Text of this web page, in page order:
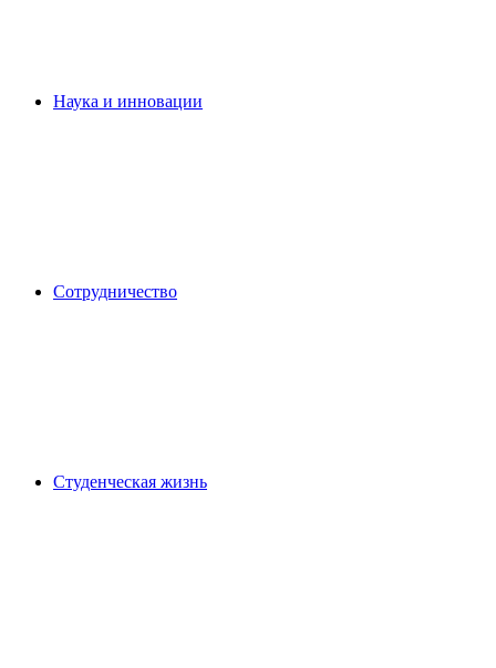
Наука и инновации
Сотрудничество
Студенческая жизнь